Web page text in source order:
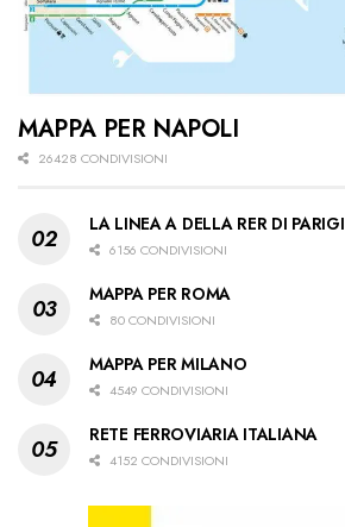
MAPPA PER NAPOLI
26428 CONDIVISIONI
LA LINEA A DELLA RER DI PARIGI
6156 CONDIVISIONI
MAPPA PER ROMA
80 CONDIVISIONI
MAPPA PER MILANO
4549 CONDIVISIONI
RETE FERROVIARIA ITALIANA
4152 CONDIVISIONI